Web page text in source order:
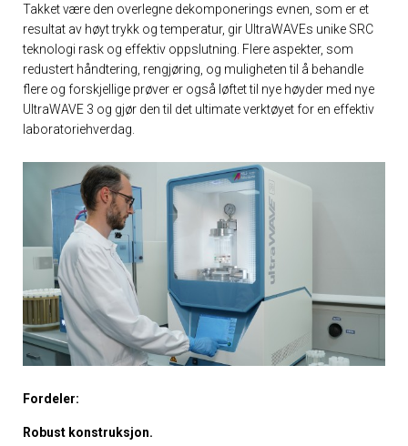
SEND MELDING
Takket være den overlegne dekomponerings evnen, som er et
resultat av høyt trykk og temperatur, gir UltraWAVEs unike SRC
teknologi rask og effektiv oppslutning. Flere aspekter, som
redustert håndtering, rengjøring, og muligheten til å behandle
flere og forskjellige prøver er også løftet til nye høyder med nye
UltraWAVE 3 og gjør den til det ultimate verktøyet for en effektiv
laboratoriehverdag.
Fordeler:
Robust konstruksjon.